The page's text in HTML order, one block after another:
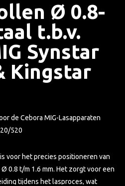
Ø 0.8-
t.b.v.
Synstar
Kingstar
de Cebora MIG-Lasapparaten
520
voor het precies positioneren van
0.8 t/m 1.6 mm. Het zorgt voor een
tijdens het lasproces, wat